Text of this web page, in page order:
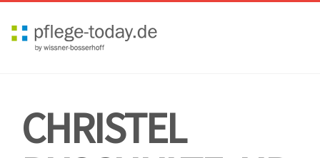
CHRISTEL